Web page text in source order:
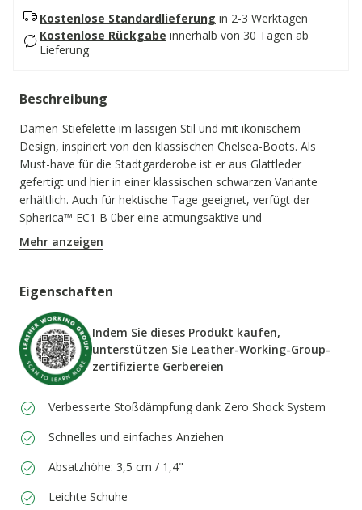
Kostenlose Standardlieferung in 2-3 Werktagen
Kostenlose Rückgabe innerhalb von 30 Tagen ab
Lieferung
Beschreibung
Damen-Stiefelette im lässigen Stil und mit ikonischem
Design, inspiriert von den klassischen Chelsea-Boots. Als
Must-have für die Stadtgarderobe ist er aus Glattleder
gefertigt und hier in einer klassischen schwarzen Variante
erhältlich. Auch für hektische Tage geeignet, verfügt der
Spherica™ EC1 B über eine atmungsaktive und
stoßgedämpfte Sohle, die für ein leichtes Gehen sorgt.
PRODUKTCODE:
Mehr anzeigen
Eigenschaften
Indem Sie dieses Produkt kaufen,
unterstützen Sie Leather-Working-Group-
zertifizierte Gerbereien
Verbesserte Stoßdämpfung dank Zero Shock System
Schnelles und einfaches Anziehen
Absatzhöhe: 3,5 cm / 1,4"
Leichte Schuhe